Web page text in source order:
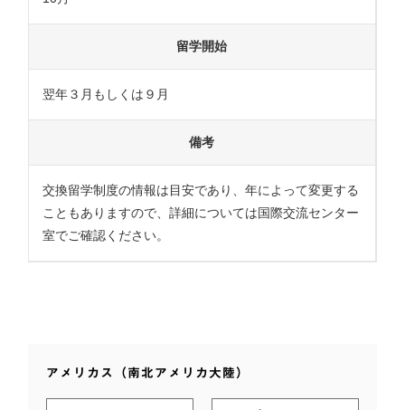
留学開始
翌年３月もしくは９月
備考
交換留学制度の情報は目安であり、年によって変更する
こともありますので、詳細については国際交流センター
室でご確認ください。
アメリカス（南北アメリカ大陸）